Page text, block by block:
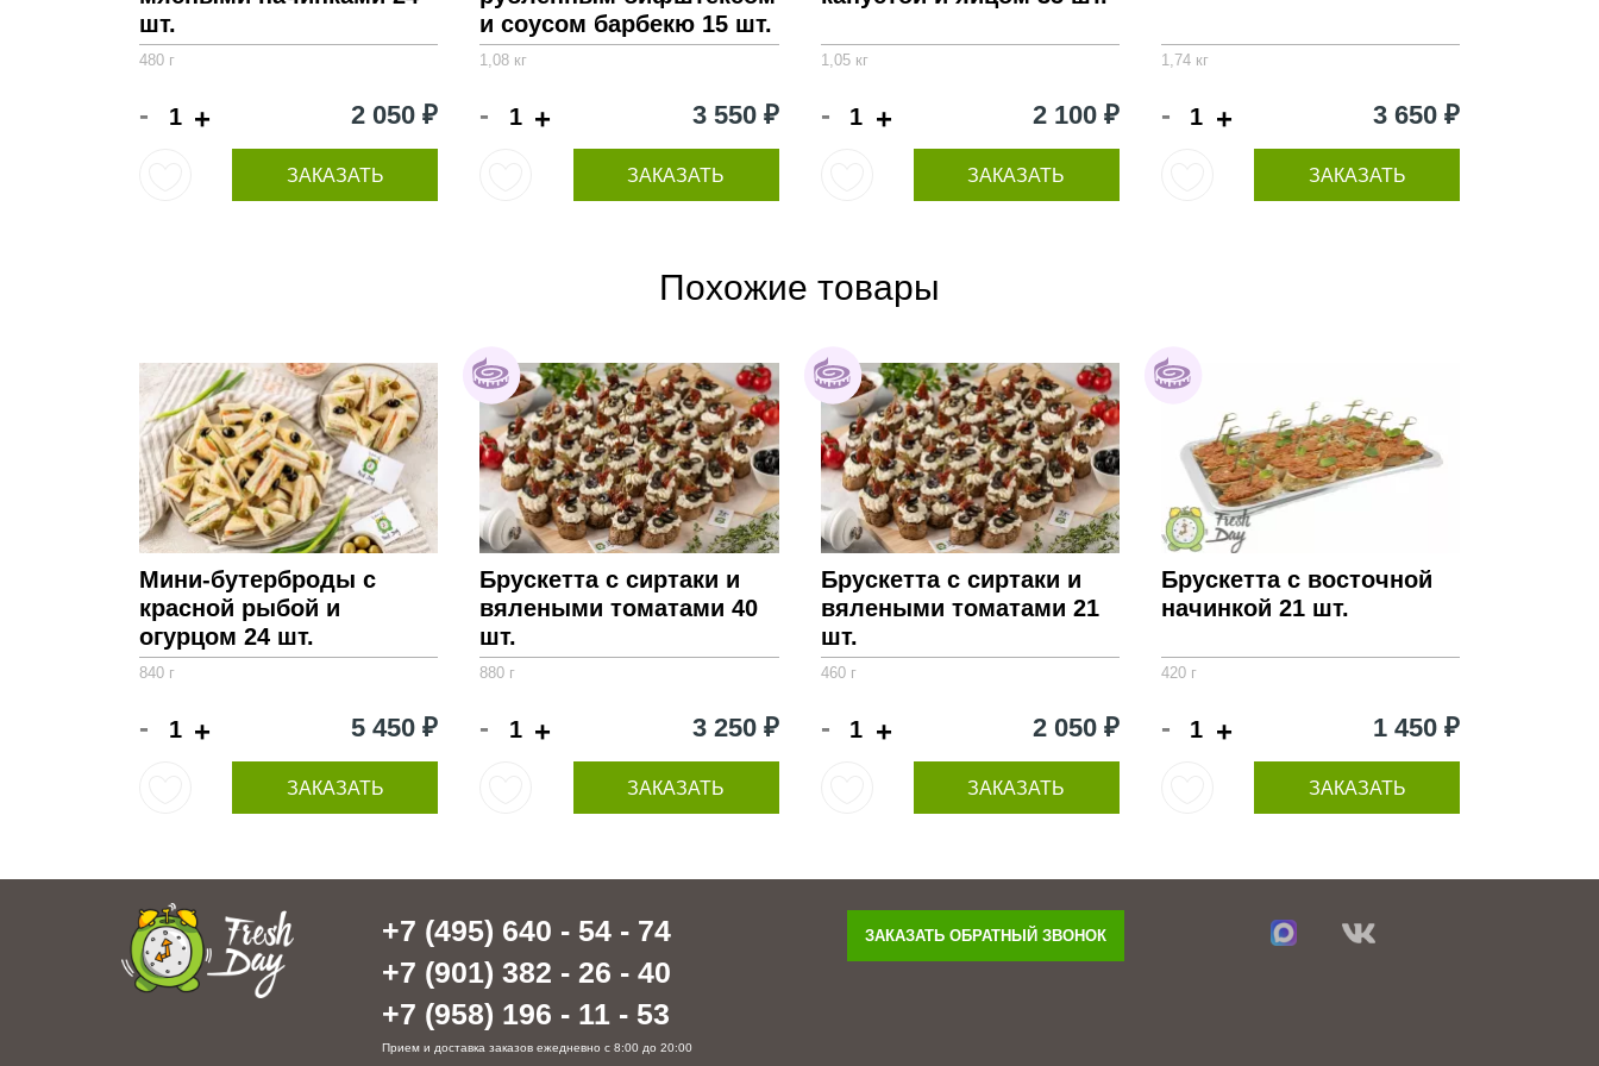
шт.
480 г
- + 2 050 ₽
ЗАКАЗАТЬ
и соусом барбекю 15 шт.
1,08 кг
- + 3 550 ₽
ЗАКАЗАТЬ
1,05 кг
- + 2 100 ₽
ЗАКАЗАТЬ
1,74 кг
- + 3 650 ₽
ЗАКАЗАТЬ
Похожие товары
Мини-бутерброды с
красной рыбой и
огурцом 24 шт.
840 г
- + 5 450 ₽
ЗАКАЗАТЬ
Брускетта с сиртаки и
вялеными томатами 40
шт.
880 г
- + 3 250 ₽
ЗАКАЗАТЬ
Брускетта с сиртаки и
вялеными томатами 21
шт.
460 г
- + 2 050 ₽
ЗАКАЗАТЬ
Брускетта с восточной
начинкой 21 шт.
420 г
- + 1 450 ₽
ЗАКАЗАТЬ
+7 (495) 640 - 54 - 74
+7 (901) 382 - 26 - 40
+7 (958) 196 - 11 - 53
Прием и доставка заказов ежедневно с 8:00 до 20:00
ЗАКАЗАТЬ ОБРАТНЫЙ ЗВОНОК